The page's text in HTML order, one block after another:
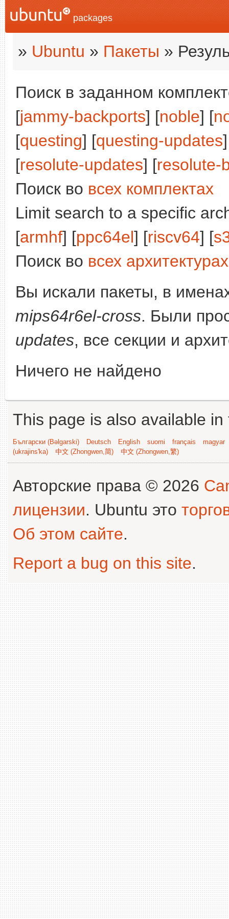
packages
» Ubuntu » Пакеты »
Поиск в заданном
[jammy-backports] [noble] [
[questing] [questing-updates
[resolute-updates] [resolute-
Поиск во всех комплектах
Limit search to a specific
[armhf] [ppc64el] [riscv64] [
Поиск во всех архитектурах
Вы искали пакеты, в
mips64r6el-cross. Были
updates, все секции и
Ничего не найдено
This page is also available
Български (Bəlgarski) Deutsch English suomi français
magyar
(ukrajins'ka)
中文 (Zhongwen,简) 中文 (Zhongwen,繁)
Авторские права © 2026
лицензии. Ubuntu это
Об этом сайте.
Report a bug on this site.